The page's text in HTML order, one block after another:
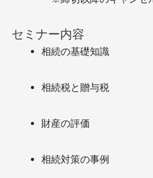
セミナー内容
相続の基礎知識
相続税と贈与税
財産の評価
相続対策の事例